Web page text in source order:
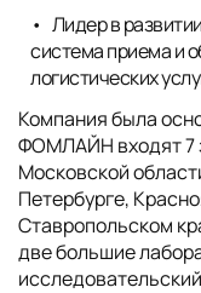
Лидер в
система приема и
логистических
Компания была
ФОМЛАЙН входят 7
Московской
Петербурге,
Ставропольском
две большие